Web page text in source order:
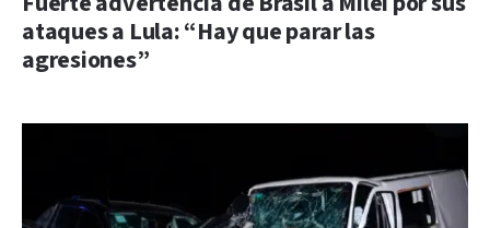
ataques a Lula: “Hay que parar las
agresiones”